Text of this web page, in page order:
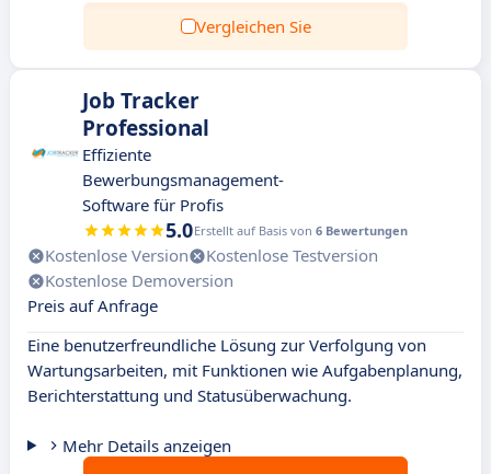
Vergleichen Sie
Job Tracker
Professional
Effiziente
Bewerbungsmanagement-
Software für Profis
5.0Erstellt auf Basis von 6 Bewertungen
Kostenlose Version
Kostenlose Testversion
Kostenlose Demoversion
Preis auf Anfrage
Eine benutzerfreundliche Lösung zur Verfolgung von
Wartungsarbeiten, mit Funktionen wie Aufgabenplanung,
Berichterstattung und Statusüberwachung.
Mehr Details anzeigen